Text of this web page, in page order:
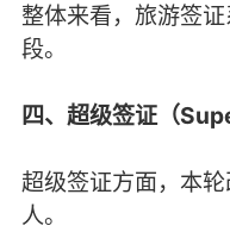
整体来看，旅游签
段。
四、超级签证（
超级签证方面，本
人。